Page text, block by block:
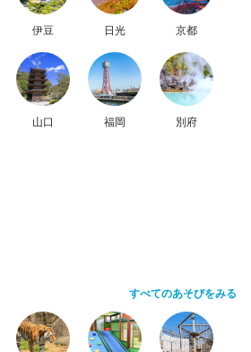
伊豆 日光 京都
山口 福岡 別府
すべてのあそびをみる